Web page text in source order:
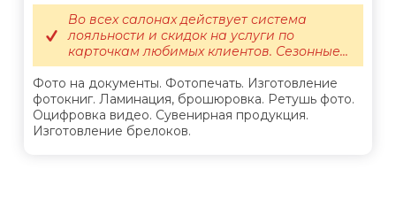
Фото на документы. Фотопечать. Изготовление
фотокниг. Ламинация, брошюровка. Ретушь фото.
Оцифровка видео. Сувенирная продукция.
Изготовление брелоков.
Во всех салонах действует система
лояльности и скидок на услуги по
карточкам любимых клиентов. Сезонные...